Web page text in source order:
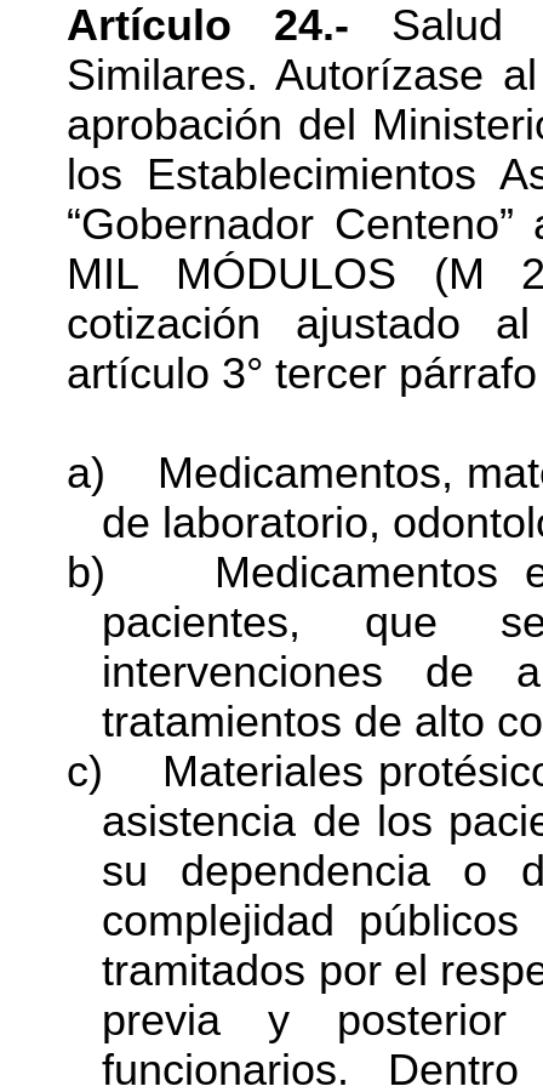
Artículo 24.- Salud
Similares. Autorízase
aprobación del
los Establecimientos
“Gobernador
MIL MÓDULOS (M
cotización ajustado
artículo 3° tercer
a)
Medicamentos,
de laboratorio,
b)
pacientes, que
intervenciones de
tratamientos de alto
c)
Materiales
asistencia de los
su dependencia o
complejidad
tramitados por el
previa y posterior
funcionarios.